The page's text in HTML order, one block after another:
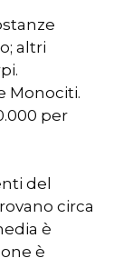
altri
Monociti.
per
del
circa
è
è